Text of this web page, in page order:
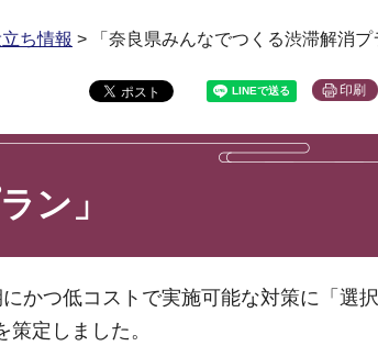
ち情報 > 「奈良県みんなでつくる渋滞解消プ
印刷
ン」
かつ低コストで実施可能な対策に「選
定しました。